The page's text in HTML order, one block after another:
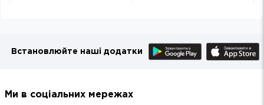
Встановлюйте наші додатки
Ми в соціальних мережах